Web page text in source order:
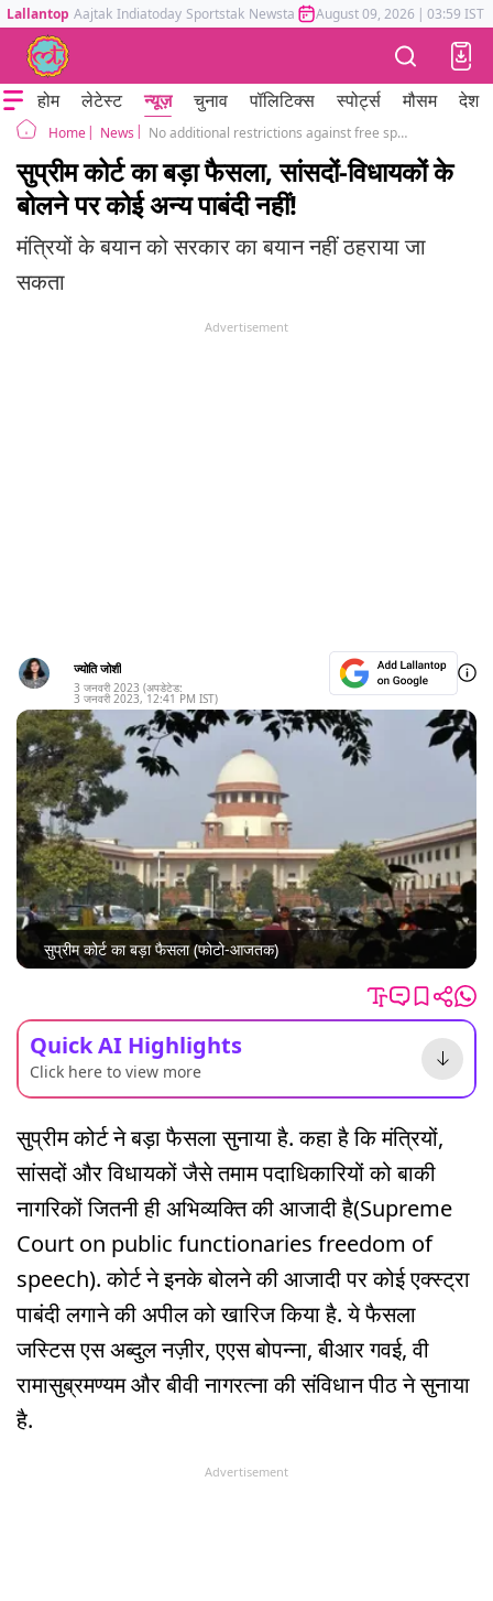
Lallantop Aajtak Indiatoday Sportstak Newstak Mumbai Tak Astrotak
August 09, 2026 | 03:59 IST
होम लेटेस्ट न्यूज़ चुनाव पॉलिटिक्स स्पोर्ट्स मौसम देश
Home News No additional restrictions against free speech for public functionaries, SC
सुप्रीम कोर्ट का बड़ा फैसला, सांसदों-विधायकों के
बोलने पर कोई अन्य पाबंदी नहीं!
मंत्रियों के बयान को सरकार का बयान नहीं ठहराया जा
सकता
Advertisement
ज्योति जोशी
3 जनवरी 2023 (अपडेटेड:
3 जनवरी 2023, 12:41 PM IST)
सुप्रीम कोर्ट का बड़ा फैसला (फोटो-आजतक)
Quick AI Highlights
Click here to view more
सुप्रीम कोर्ट ने बड़ा फैसला सुनाया है. कहा है कि मंत्रियों,
सांसदों और विधायकों जैसे तमाम पदाधिकारियों को बाकी
नागरिकों जितनी ही अभिव्यक्ति की आजादी है(Supreme
Court on public functionaries freedom of
speech). कोर्ट ने इनके बोलने की आजादी पर कोई एक्स्ट्रा
पाबंदी लगाने की अपील को खारिज किया है. ये फैसला
जस्टिस एस अब्दुल नज़ीर, एएस बोपन्ना, बीआर गवई, वी
रामासुब्रमण्यम और बीवी नागरत्ना की संविधान पीठ ने सुनाया
है.
Advertisement